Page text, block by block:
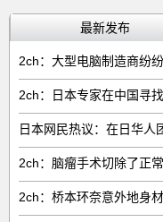
最新发布
2ch：日本专家在中国寻
2ch：桥本环奈意外地身